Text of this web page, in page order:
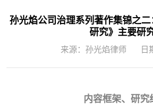
孙光焰公司治理系列著作集锦之
研究》主要研
来源：孙光焰律师 日
内容框架、研究